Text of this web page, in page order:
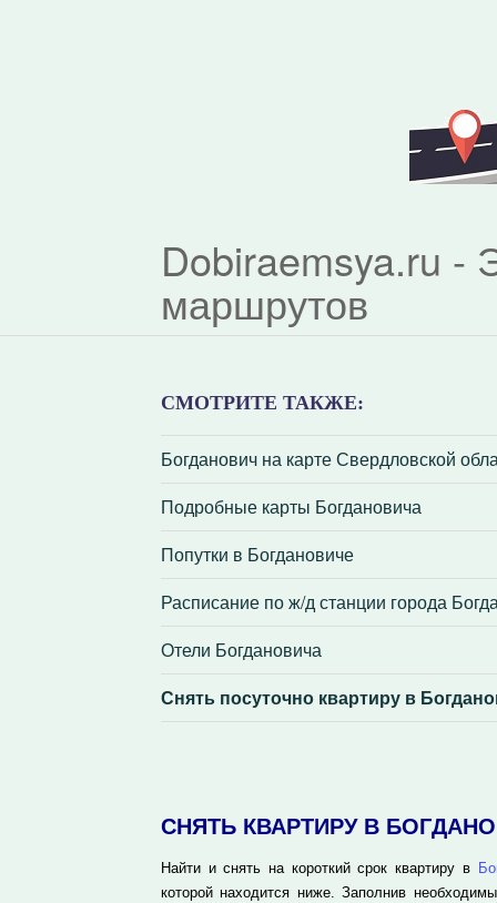
Dobiraemsya.ru -
маршрутов
СМОТРИТЕ ТАКЖЕ:
Богданович на карте Свердловской
Подробные карты Богдановича
Попутки в Богдановиче
Расписание по ж/д станции города
Отели Богдановича
Снять посуточно квартиру в
СНЯТЬ КВАРТИРУ В
Найти и снять на короткий срок квартиру в
которой находится ниже. Заполнив